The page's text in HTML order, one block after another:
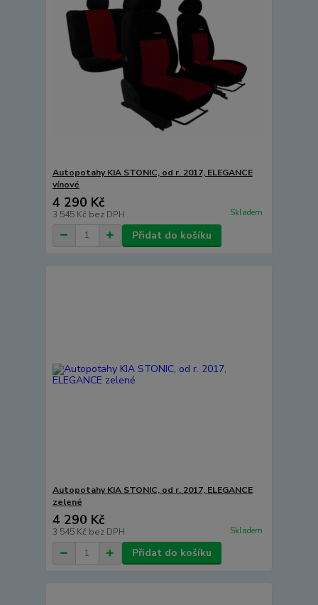
Autopotahy KIA STONIC, od r. 2017, ELEGANCE
vínové
4 290 Kč
3 545 Kč bez DPH Skladem
Přidat do košíku
Autopotahy KIA STONIC, od r. 2017, ELEGANCE
zelené
4 290 Kč
3 545 Kč bez DPH Skladem
Přidat do košíku